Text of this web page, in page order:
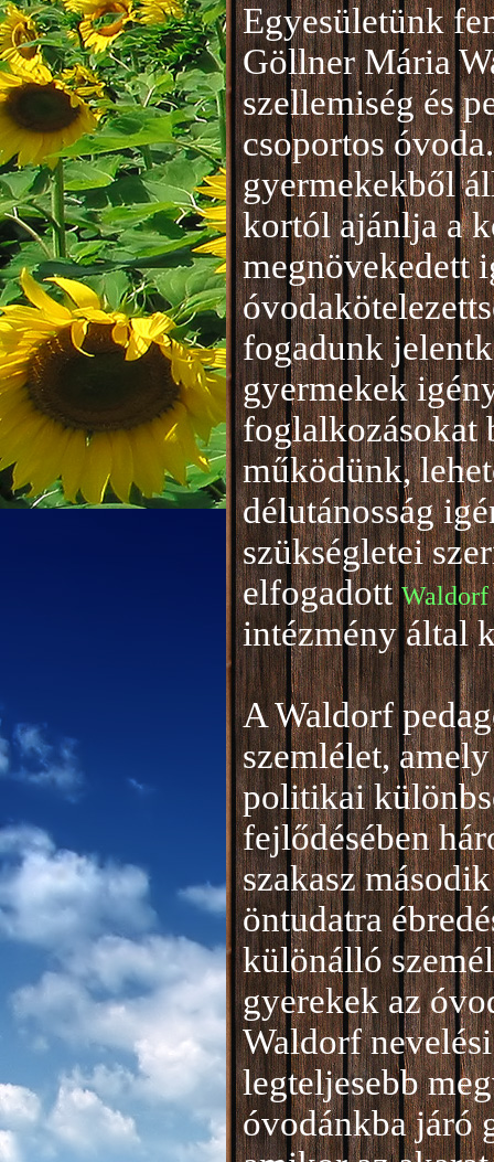
Egyesületünk
Göllner Mária
szellemiség és
csoportos
gyermekekből
kortól ajánlja a
megnövekedett
fogadunk
gyermekek
foglalkozásokat
működünk,
délutánosság
szükségletei
elfogadott Waldorf
intézmény által
A Waldorf
szemlélet,
politikai
fejlődésében
szakasz
öntudatra
különálló
gyerekek az
Waldorf
legteljesebb
óvodánkba járó